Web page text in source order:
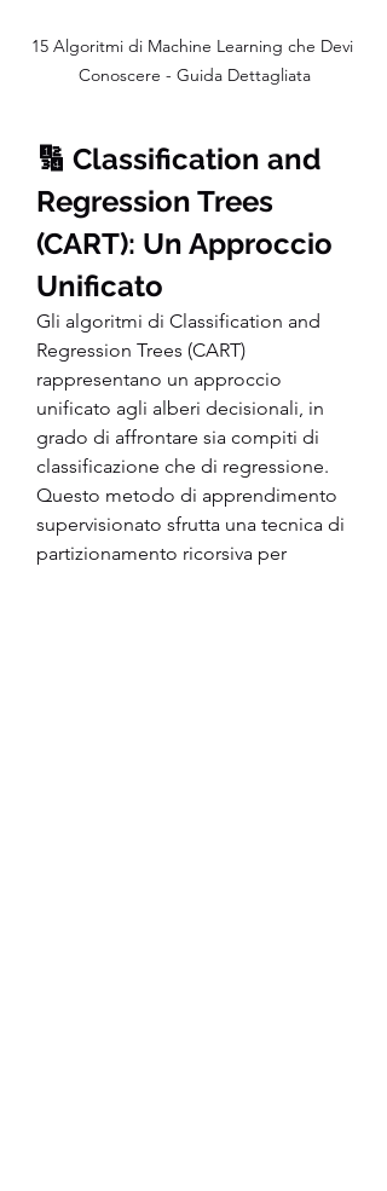
15 Algoritmi di Machine Learning che Devi
Conoscere - Guida Dettagliata
🔢 Classification and
Regression Trees
(CART): Un Approccio
Unificato
Gli algoritmi di Classification and
Regression Trees (CART)
rappresentano un approccio
unificato agli alberi decisionali, in
grado di affrontare sia compiti di
classificazione che di regressione.
Questo metodo di apprendimento
supervisionato sfrutta una tecnica di
partizionamento ricorsiva per